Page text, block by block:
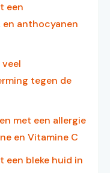
een
anthocyanen
tegen de
met een allergie
en Vitamine C
een bleke huid in